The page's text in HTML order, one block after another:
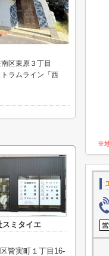
※
区東原３丁目
ラムライン「西
スミタイエ
皆実町１丁目16-